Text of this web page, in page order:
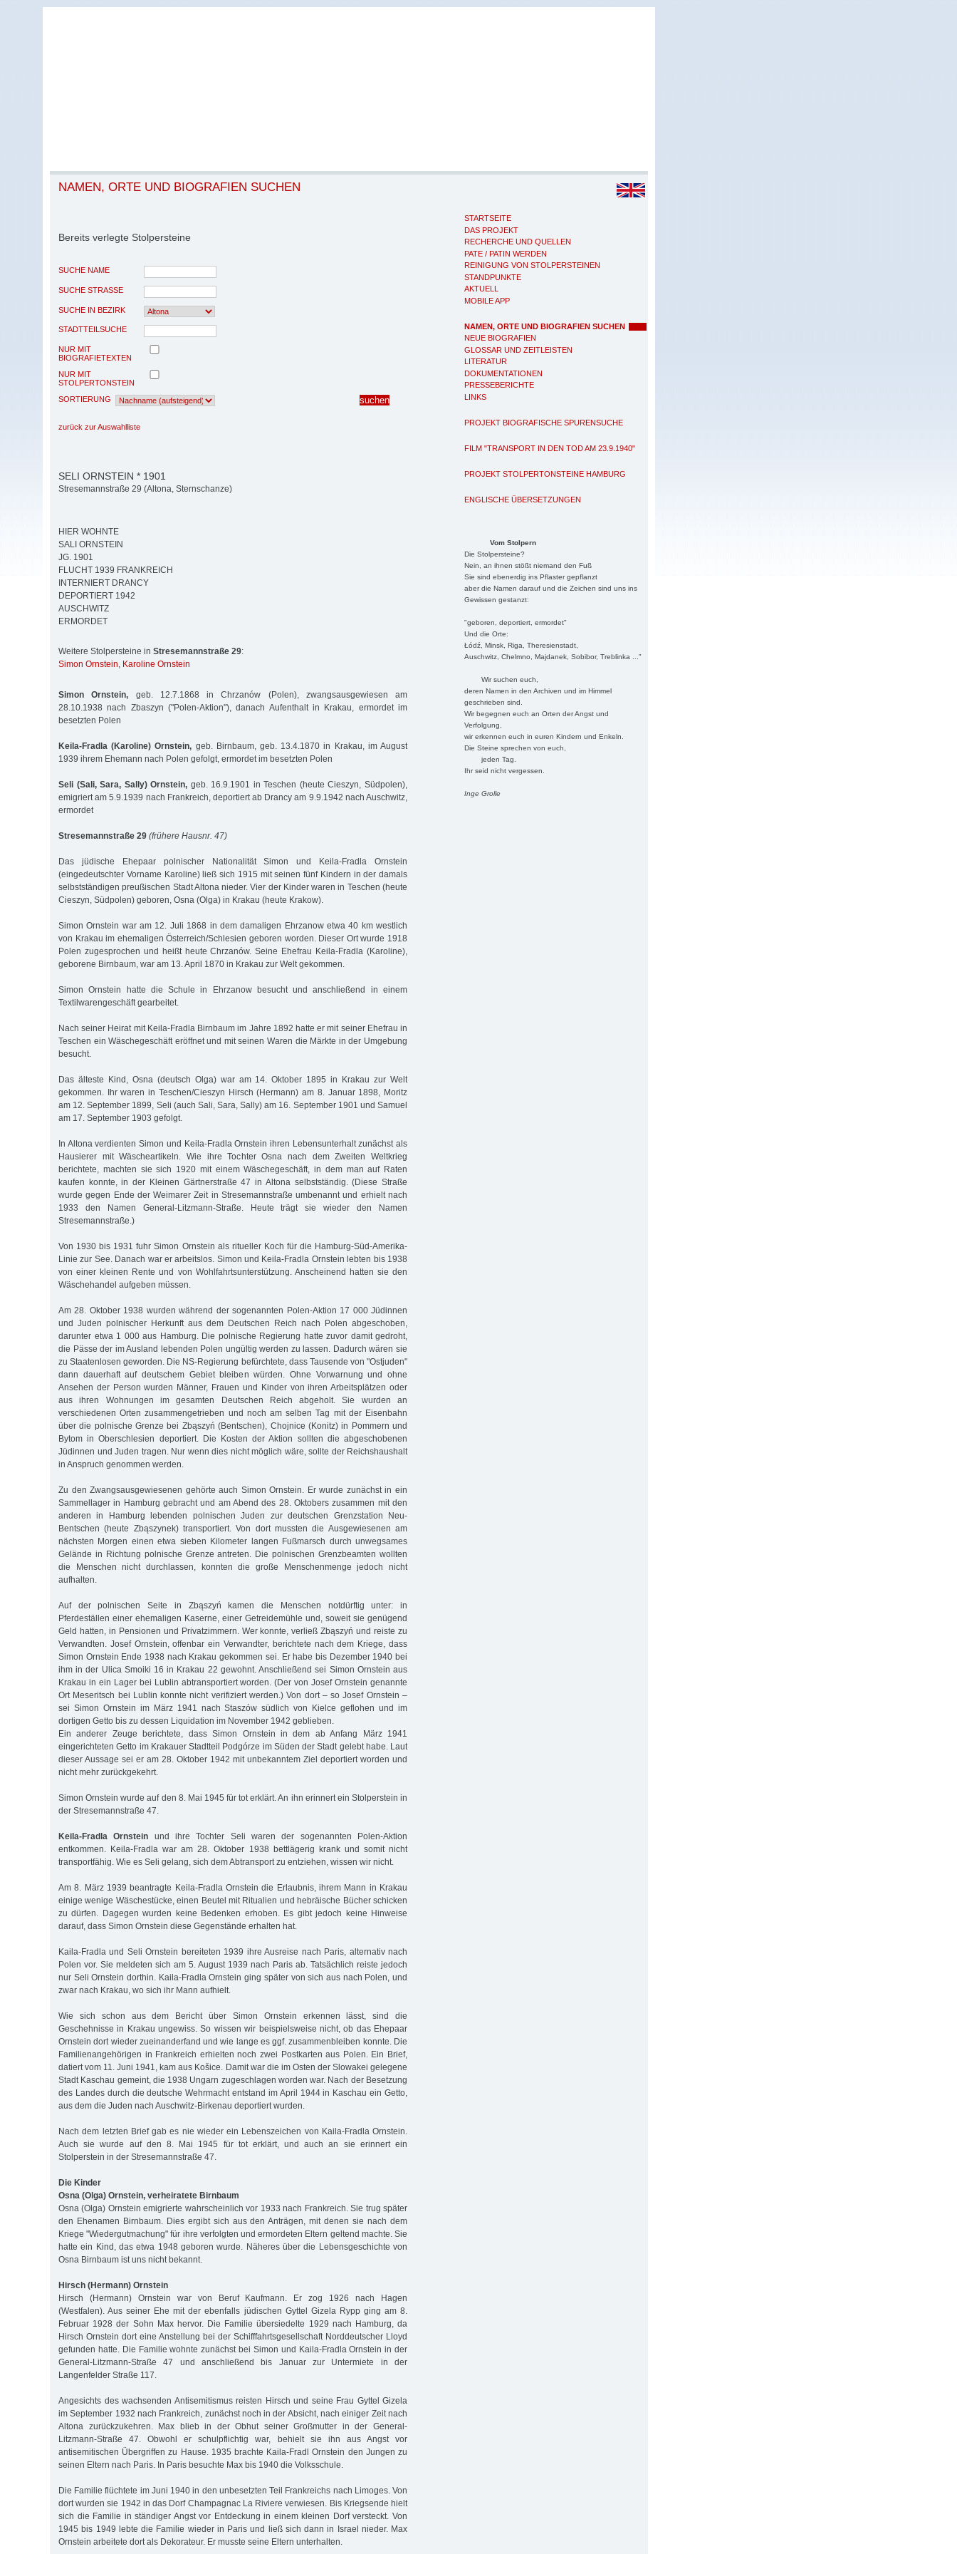
STARTSEITE
DAS PROJEKT
RECHERCHE UND QUELLEN
PATE / PATIN WERDEN
REINIGUNG VON STOLPERSTEINEN
STANDPUNKTE
AKTUELL
MOBILE APP
NAMEN, ORTE UND BIOGRAFIEN SUCHEN
NEUE BIOGRAFIEN
GLOSSAR UND ZEITLEISTEN
LITERATUR
DOKUMENTATIONEN
PRESSEBERICHTE
LINKS
PROJEKT BIOGRAFISCHE SPURENSUCHE
FILM "TRANSPORT IN DEN TOD AM 23.9.1940"
PROJEKT STOLPERTONSTEINE HAMBURG
ENGLISCHE ÜBERSETZUNGEN
Vom Stolpern
Die Stolpersteine?
Nein, an ihnen stößt niemand den Fuß
Sie sind ebenerdig ins Pflaster gepflanzt
aber die Namen darauf und die Zeichen sind uns ins
Gewissen gestanzt:
"geboren, deportiert, ermordet"
Und die Orte:
Łódź, Minsk, Riga, Theresienstadt,
Auschwitz, Chelmno, Majdanek, Sobibor, Treblinka ..."
Wir suchen euch,
deren Namen in den Archiven und im Himmel
geschrieben sind.
Wir begegnen euch an Orten der Angst und
Verfolgung,
wir erkennen euch in euren Kindern und Enkeln.
Die Steine sprechen von euch,
jeden Tag.
Ihr seid nicht vergessen.
Inge Grolle
NAMEN, ORTE UND BIOGRAFIEN SUCHEN
Bereits verlegte Stolpersteine
SUCHE NAME
SUCHE STRASSE
SUCHE IN BEZIRK
STADTTEILSUCHE
NUR MIT
BIOGRAFIETEXTEN
NUR MIT
STOLPERTONSTEIN
SORTIERUNG
zurück zur Auswahlliste
SELI ORNSTEIN * 1901
Stresemannstraße 29 (Altona, Sternschanze)
HIER WOHNTE
SALI ORNSTEIN
JG. 1901
FLUCHT 1939 FRANKREICH
INTERNIERT DRANCY
DEPORTIERT 1942
AUSCHWITZ
ERMORDET
Weitere Stolpersteine in Stresemannstraße 29:
Simon Ornstein, Karoline Ornstein
Simon Ornstein, geb. 12.7.1868 in Chrzanów (Polen), zwangsausgewiesen am
28.10.1938 nach Zbaszyn ("Polen-Aktion"), danach Aufenthalt in Krakau, ermordet im
besetzten Polen
Keila-Fradla (Karoline) Ornstein, geb. Birnbaum, geb. 13.4.1870 in Krakau, im August
1939 ihrem Ehemann nach Polen gefolgt, ermordet im besetzten Polen
Seli (Sali, Sara, Sally) Ornstein, geb. 16.9.1901 in Teschen (heute Cieszyn, Südpolen),
emigriert am 5.9.1939 nach Frankreich, deportiert ab Drancy am 9.9.1942 nach Auschwitz,
ermordet
Stresemannstraße 29 (frühere Hausnr. 47)
Das jüdische Ehepaar polnischer Nationalität Simon und Keila-Fradla Ornstein
(eingedeutschter Vorname Karoline) ließ sich 1915 mit seinen fünf Kindern in der damals
selbstständigen preußischen Stadt Altona nieder. Vier der Kinder waren in Teschen (heute
Cieszyn, Südpolen) geboren, Osna (Olga) in Krakau (heute Krakow).
Simon Ornstein war am 12. Juli 1868 in dem damaligen Ehrzanow etwa 40 km westlich
von Krakau im ehemaligen Österreich/Schlesien geboren worden. Dieser Ort wurde 1918
Polen zugesprochen und heißt heute Chrzanów. Seine Ehefrau Keila-Fradla (Karoline),
geborene Birnbaum, war am 13. April 1870 in Krakau zur Welt gekommen.
Simon Ornstein hatte die Schule in Ehrzanow besucht und anschließend in einem
Textilwarengeschäft gearbeitet.
Nach seiner Heirat mit Keila-Fradla Birnbaum im Jahre 1892 hatte er mit seiner Ehefrau in
Teschen ein Wäschegeschäft eröffnet und mit seinen Waren die Märkte in der Umgebung
besucht.
Das älteste Kind, Osna (deutsch Olga) war am 14. Oktober 1895 in Krakau zur Welt
gekommen. Ihr waren in Teschen/Cieszyn Hirsch (Hermann) am 8. Januar 1898, Moritz
am 12. September 1899, Seli (auch Sali, Sara, Sally) am 16. September 1901 und Samuel
am 17. September 1903 gefolgt.
In Altona verdienten Simon und Keila-Fradla Ornstein ihren Lebensunterhalt zunächst als
Hausierer mit Wäscheartikeln. Wie ihre Tochter Osna nach dem Zweiten Weltkrieg
berichtete, machten sie sich 1920 mit einem Wäschegeschäft, in dem man auf Raten
kaufen konnte, in der Kleinen Gärtnerstraße 47 in Altona selbstständig. (Diese Straße
wurde gegen Ende der Weimarer Zeit in Stresemannstraße umbenannt und erhielt nach
1933 den Namen General-Litzmann-Straße. Heute trägt sie wieder den Namen
Stresemannstraße.)
Von 1930 bis 1931 fuhr Simon Ornstein als ritueller Koch für die Hamburg-Süd-Amerika-
Linie zur See. Danach war er arbeitslos. Simon und Keila-Fradla Ornstein lebten bis 1938
von einer kleinen Rente und von Wohlfahrtsunterstützung. Anscheinend hatten sie den
Wäschehandel aufgeben müssen.
Am 28. Oktober 1938 wurden während der sogenannten Polen-Aktion 17 000 Jüdinnen
und Juden polnischer Herkunft aus dem Deutschen Reich nach Polen abgeschoben,
darunter etwa 1 000 aus Hamburg. Die polnische Regierung hatte zuvor damit gedroht,
die Pässe der im Ausland lebenden Polen ungültig werden zu lassen. Dadurch wären sie
zu Staatenlosen geworden. Die NS-Regierung befürchtete, dass Tausende von "Ostjuden"
dann dauerhaft auf deutschem Gebiet bleiben würden. Ohne Vorwarnung und ohne
Ansehen der Person wurden Männer, Frauen und Kinder von ihren Arbeitsplätzen oder
aus ihren Wohnungen im gesamten Deutschen Reich abgeholt. Sie wurden an
verschiedenen Orten zusammengetrieben und noch am selben Tag mit der Eisenbahn
über die polnische Grenze bei Zbąszyń (Bentschen), Chojnice (Konitz) in Pommern und
Bytom in Oberschlesien deportiert. Die Kosten der Aktion sollten die abgeschobenen
Jüdinnen und Juden tragen. Nur wenn dies nicht möglich wäre, sollte der Reichshaushalt
in Anspruch genommen werden.
Zu den Zwangsausgewiesenen gehörte auch Simon Ornstein. Er wurde zunächst in ein
Sammellager in Hamburg gebracht und am Abend des 28. Oktobers zusammen mit den
anderen in Hamburg lebenden polnischen Juden zur deutschen Grenzstation Neu-
Bentschen (heute Zbąszynek) transportiert. Von dort mussten die Ausgewiesenen am
nächsten Morgen einen etwa sieben Kilometer langen Fußmarsch durch unwegsames
Gelände in Richtung polnische Grenze antreten. Die polnischen Grenzbeamten wollten
die Menschen nicht durchlassen, konnten die große Menschenmenge jedoch nicht
aufhalten.
Auf der polnischen Seite in Zbąszyń kamen die Menschen notdürftig unter: in
Pferdeställen einer ehemaligen Kaserne, einer Getreidemühle und, soweit sie genügend
Geld hatten, in Pensionen und Privatzimmern. Wer konnte, verließ Zbąszyń und reiste zu
Verwandten. Josef Ornstein, offenbar ein Verwandter, berichtete nach dem Kriege, dass
Simon Ornstein Ende 1938 nach Krakau gekommen sei. Er habe bis Dezember 1940 bei
ihm in der Ulica Smoiki 16 in Krakau 22 gewohnt. Anschließend sei Simon Ornstein aus
Krakau in ein Lager bei Lublin abtransportiert worden. (Der von Josef Ornstein genannte
Ort Meseritsch bei Lublin konnte nicht verifiziert werden.) Von dort – so Josef Ornstein –
sei Simon Ornstein im März 1941 nach Staszów südlich von Kielce geflohen und im
dortigen Getto bis zu dessen Liquidation im November 1942 geblieben.
Ein anderer Zeuge berichtete, dass Simon Ornstein in dem ab Anfang März 1941
eingerichteten Getto im Krakauer Stadtteil Podgórze im Süden der Stadt gelebt habe. Laut
dieser Aussage sei er am 28. Oktober 1942 mit unbekanntem Ziel deportiert worden und
nicht mehr zurückgekehrt.
Simon Ornstein wurde auf den 8. Mai 1945 für tot erklärt. An ihn erinnert ein Stolperstein in
der Stresemannstraße 47.
Keila-Fradla Ornstein und ihre Tochter Seli waren der sogenannten Polen-Aktion
entkommen. Keila-Fradla war am 28. Oktober 1938 bettlägerig krank und somit nicht
transportfähig. Wie es Seli gelang, sich dem Abtransport zu entziehen, wissen wir nicht.
Am 8. März 1939 beantragte Keila-Fradla Ornstein die Erlaubnis, ihrem Mann in Krakau
einige wenige Wäschestücke, einen Beutel mit Ritualien und hebräische Bücher schicken
zu dürfen. Dagegen wurden keine Bedenken erhoben. Es gibt jedoch keine Hinweise
darauf, dass Simon Ornstein diese Gegenstände erhalten hat.
Kaila-Fradla und Seli Ornstein bereiteten 1939 ihre Ausreise nach Paris, alternativ nach
Polen vor. Sie meldeten sich am 5. August 1939 nach Paris ab. Tatsächlich reiste jedoch
nur Seli Ornstein dorthin. Kaila-Fradla Ornstein ging später von sich aus nach Polen, und
zwar nach Krakau, wo sich ihr Mann aufhielt.
Wie sich schon aus dem Bericht über Simon Ornstein erkennen lässt, sind die
Geschehnisse in Krakau ungewiss. So wissen wir beispielsweise nicht, ob das Ehepaar
Ornstein dort wieder zueinanderfand und wie lange es ggf. zusammenbleiben konnte. Die
Familienangehörigen in Frankreich erhielten noch zwei Postkarten aus Polen. Ein Brief,
datiert vom 11. Juni 1941, kam aus Košice. Damit war die im Osten der Slowakei gelegene
Stadt Kaschau gemeint, die 1938 Ungarn zugeschlagen worden war. Nach der Besetzung
des Landes durch die deutsche Wehrmacht entstand im April 1944 in Kaschau ein Getto,
aus dem die Juden nach Auschwitz-Birkenau deportiert wurden.
Nach dem letzten Brief gab es nie wieder ein Lebenszeichen von Kaila-Fradla Ornstein.
Auch sie wurde auf den 8. Mai 1945 für tot erklärt, und auch an sie erinnert ein
Stolperstein in der Stresemannstraße 47.
Die Kinder
Osna (Olga) Ornstein, verheiratete Birnbaum
Osna (Olga) Ornstein emigrierte wahrscheinlich vor 1933 nach Frankreich. Sie trug später
den Ehenamen Birnbaum. Dies ergibt sich aus den Anträgen, mit denen sie nach dem
Kriege "Wiedergutmachung" für ihre verfolgten und ermordeten Eltern geltend machte. Sie
hatte ein Kind, das etwa 1948 geboren wurde. Näheres über die Lebensgeschichte von
Osna Birnbaum ist uns nicht bekannt.
Hirsch (Hermann) Ornstein
Hirsch (Hermann) Ornstein war von Beruf Kaufmann. Er zog 1926 nach Hagen
(Westfalen). Aus seiner Ehe mit der ebenfalls jüdischen Gyttel Gizela Rypp ging am 8.
Februar 1928 der Sohn Max hervor. Die Familie übersiedelte 1929 nach Hamburg, da
Hirsch Ornstein dort eine Anstellung bei der Schifffahrtsgesellschaft Norddeutscher Lloyd
gefunden hatte. Die Familie wohnte zunächst bei Simon und Kaila-Fradla Ornstein in der
General-Litzmann-Straße 47 und anschließend bis Januar zur Untermiete in der
Langenfelder Straße 117.
Angesichts des wachsenden Antisemitismus reisten Hirsch und seine Frau Gyttel Gizela
im September 1932 nach Frankreich, zunächst noch in der Absicht, nach einiger Zeit nach
Altona zurückzukehren. Max blieb in der Obhut seiner Großmutter in der General-
Litzmann-Straße 47. Obwohl er schulpflichtig war, behielt sie ihn aus Angst vor
antisemitischen Übergriffen zu Hause. 1935 brachte Kaila-Fradl Ornstein den Jungen zu
seinen Eltern nach Paris. In Paris besuchte Max bis 1940 die Volksschule.
Die Familie flüchtete im Juni 1940 in den unbesetzten Teil Frankreichs nach Limoges. Von
dort wurden sie 1942 in das Dorf Champagnac La Riviere verwiesen. Bis Kriegsende hielt
sich die Familie in ständiger Angst vor Entdeckung in einem kleinen Dorf versteckt. Von
1945 bis 1949 lebte die Familie wieder in Paris und ließ sich dann in Israel nieder. Max
Ornstein arbeitete dort als Dekorateur. Er musste seine Eltern unterhalten.